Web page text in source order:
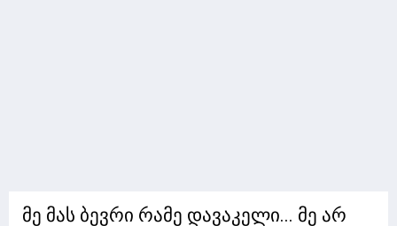
მე მას ბევრი რამე დავაკელი... მე არ